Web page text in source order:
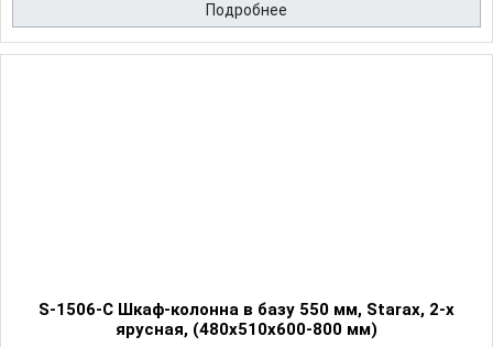
Подробнее
S-1506-C Шкаф-колонна в базу 550 мм, Starax, 2-х
ярусная, (480х510х600-800 мм)